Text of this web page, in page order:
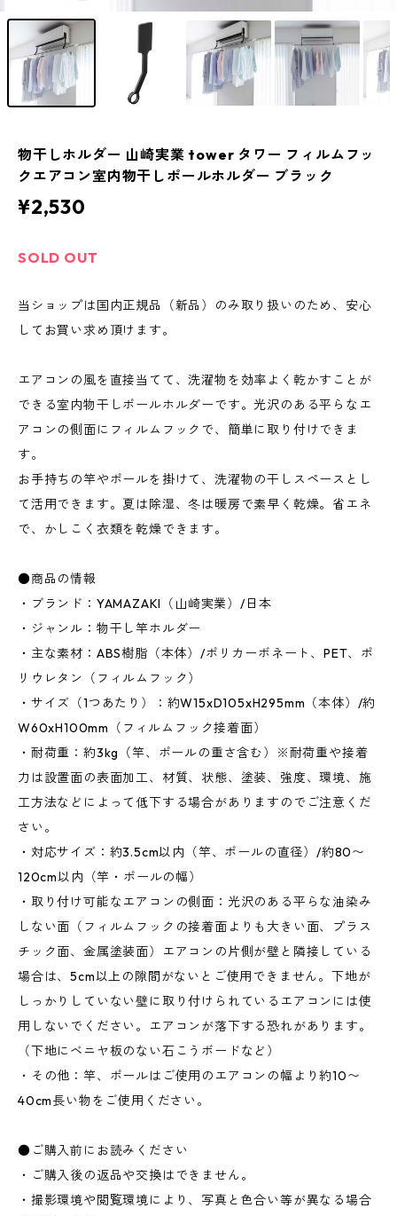
物干しホルダー 山崎実業 tower タワー フィルムフッ
クエアコン室内物干しポールホルダー ブラック
¥2,530
SOLD OUT
当ショップは国内正規品（新品）のみ取り扱いのため、安心
してお買い求め頂けます。
エアコンの風を直接当てて、洗濯物を効率よく乾かすことが
できる室内物干しポールホルダーです。光沢のある平らなエ
アコンの側面にフィルムフックで、簡単に取り付けできま
す。
お手持ちの竿やポールを掛けて、洗濯物の干しスペースとし
て活用できます。夏は除湿、冬は暖房で素早く乾燥。省エネ
で、かしこく衣類を乾燥できます。
●商品の情報
・ブランド：YAMAZAKI（山崎実業）/日本
・ジャンル：物干し竿ホルダー
・主な素材：ABS樹脂（本体）/ポリカーボネート、PET、ポ
リウレタン（フィルムフック）
・サイズ（1つあたり）：約W15xD105xH295mm（本体）/約
W60xH100mm（フィルムフック接着面）
・耐荷重：約3kg（竿、ポールの重さ含む）※耐荷重や接着
力は設置面の表面加工、材質、状態、塗装、強度、環境、施
工方法などによって低下する場合がありますのでご注意くだ
さい。
・対応サイズ：約3.5cm以内（竿、ポールの直径）/約80〜
120cm以内（竿・ポールの幅）
・取り付け可能なエアコンの側面：光沢のある平らな油染み
しない面（フィルムフックの接着面よりも大きい面、プラス
チック面、金属塗装面）エアコンの片側が壁と隣接している
場合は、5cm以上の隙間がないとご使用できません。下地が
しっかりしていない壁に取り付けられているエアコンには使
用しないでください。エアコンが落下する恐れがあります。
（下地にベニヤ板のない石こうボードなど）
・その他：竿、ポールはご使用のエアコンの幅より約10〜
40cm長い物をご使用ください。
●ご購入前にお読みください
・ご購入後の返品や交換はできません。
・撮影環境や閲覧環境により、写真と色合い等が異なる場合